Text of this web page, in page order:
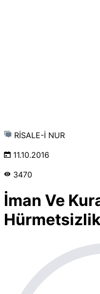
RİSALE-İ NUR
11.10.2016
3470
İman Ve